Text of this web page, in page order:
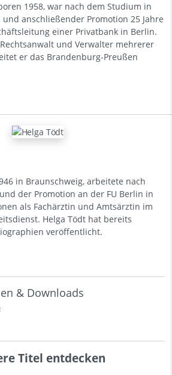
1958, war nach dem Studium in
anschließender Promotion 25 Jahre
einer Privatbank in Berlin.
und Verwalter mehrerer
er das Brandenburg-Preußen
in Braunschweig, arbeitete nach
der Promotion an der FU Berlin in
als Fachärztin und Amtsärztin im
Helga Tödt hat bereits
veröffentlicht.
& Downloads
Titel entdecken